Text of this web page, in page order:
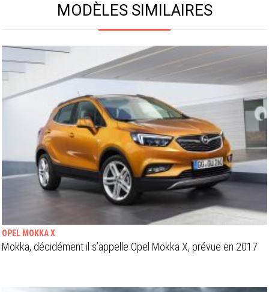
MODÈLES SIMILAIRES
OPEL MOKKA X
Mokka, décidément il s’appelle Opel Mokka X, prévue en 2017